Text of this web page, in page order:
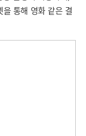
통해 영화 같은 결